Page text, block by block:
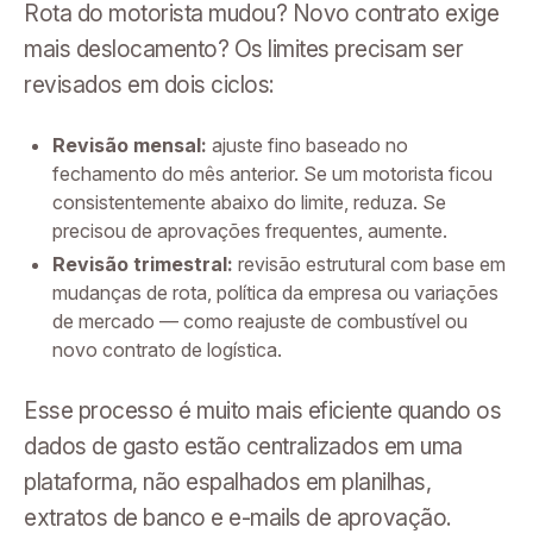
Rota do motorista mudou? Novo contrato exige
mais deslocamento? Os limites precisam ser
revisados em dois ciclos:
Revisão mensal: ajuste fino baseado no
fechamento do mês anterior. Se um motorista ficou
consistentemente abaixo do limite, reduza. Se
precisou de aprovações frequentes, aumente.
Revisão trimestral: revisão estrutural com base em
mudanças de rota, política da empresa ou variações
de mercado — como reajuste de combustível ou
novo contrato de logística.
Esse processo é muito mais eficiente quando os
dados de gasto estão centralizados em uma
plataforma, não espalhados em planilhas,
extratos de banco e e-mails de aprovação.